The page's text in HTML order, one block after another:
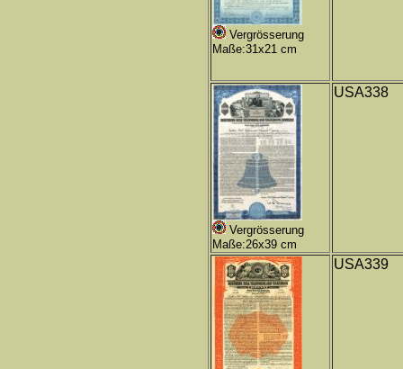
Vergrösserung
Maße:31x21 cm
Vergrösserung
Maße:26x39 cm
USA338
USA339